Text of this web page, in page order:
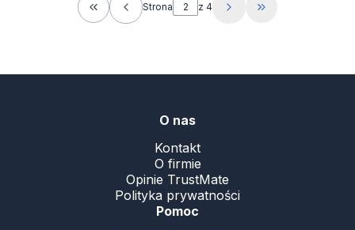
Wróć do pierwszej strony z produktami
Strona z 4 Przejdź do
O nas
Kontakt
O firmie
Opinie TrustMate
Polityka prywatności
Pomoc